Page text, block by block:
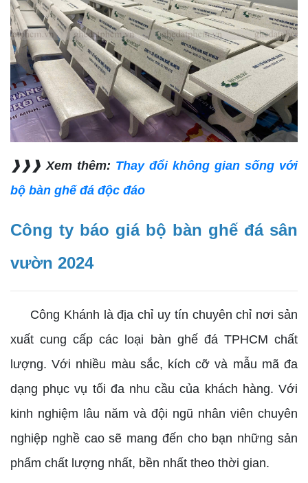
❱❱❱ Xem thêm: Thay đổi không gian sống với
bộ bàn ghế đá độc đáo
Công ty báo giá bộ bàn ghế đá sân
vườn 2024
Công Khánh là địa chỉ uy tín chuyên chỉ nơi sản
xuất cung cấp các loại bàn ghế đá TPHCM chất
lượng. Với nhiều màu sắc, kích cỡ và mẫu mã đa
dạng phục vụ tối đa nhu cầu của khách hàng. Với
kinh nghiệm lâu năm và đội ngũ nhân viên chuyên
nghiệp nghề cao sẽ mang đến cho bạn những sản
phẩm chất lượng nhất, bền nhất theo thời gian.